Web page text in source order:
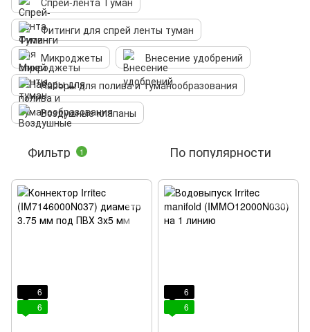
Фитинги для спрей ленты туман
Микроджеты
Внесение удобрений
Наборы для полива и туманообразования
Воздушные клапаны
Фильтр 1 По популярности
6
6
6
6